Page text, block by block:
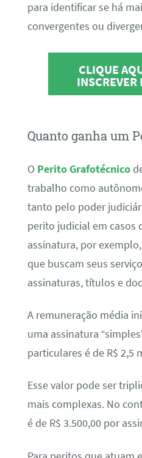
para identificar se há
convergentes ou
CLIQUE
INSCREVER
Quanto ganha um
O Perito Grafotécnico
trabalho como
tanto pelo poder
perito judicial em casos
assinatura, por
que buscam seus
assinaturas, títulos e
A remuneração média
uma assinatura
particulares é de R$ 2,5
Esse valor pode ser
mais complexas. No
é de R$ 3.500,00 por